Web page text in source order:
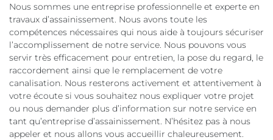
Nous sommes une entreprise professionnelle et experte en
travaux d’assainissement. Nous avons toute les
compétences nécessaires qui nous aide à toujours sécuriser
l’accomplissement de notre service. Nous pouvons vous
servir très efficacement pour entretien, la pose du regard, le
raccordement ainsi que le remplacement de votre
canalisation. Nous resterons activement et attentivement à
votre écoute si vous souhaitez nous expliquer votre projet
ou nous demander plus d’information sur notre service en
tant qu’entreprise d’assainissement. N’hésitez pas à nous
appeler et nous allons vous accueillir chaleureusement.